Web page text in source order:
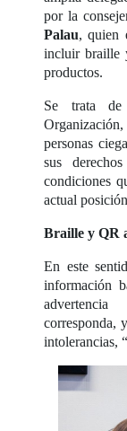
por la
Palau, quien
incluir braille
productos.
Se trata de
personas
sus
condiciones
actual
Braille y QR
En este
información
corresponda,
intolerancias,